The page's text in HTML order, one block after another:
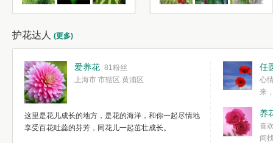
护花达人 (更多)
爱养花 81粉丝
上海市 市辖区 黄浦区
这里是花儿成长的地方，是花的海洋，和你一起尽情地
享受百花吐蕊的芬芳，同花儿一起茁壮成长。
任
心
来
简单愉快的心
我们自己复杂
养
喜
间